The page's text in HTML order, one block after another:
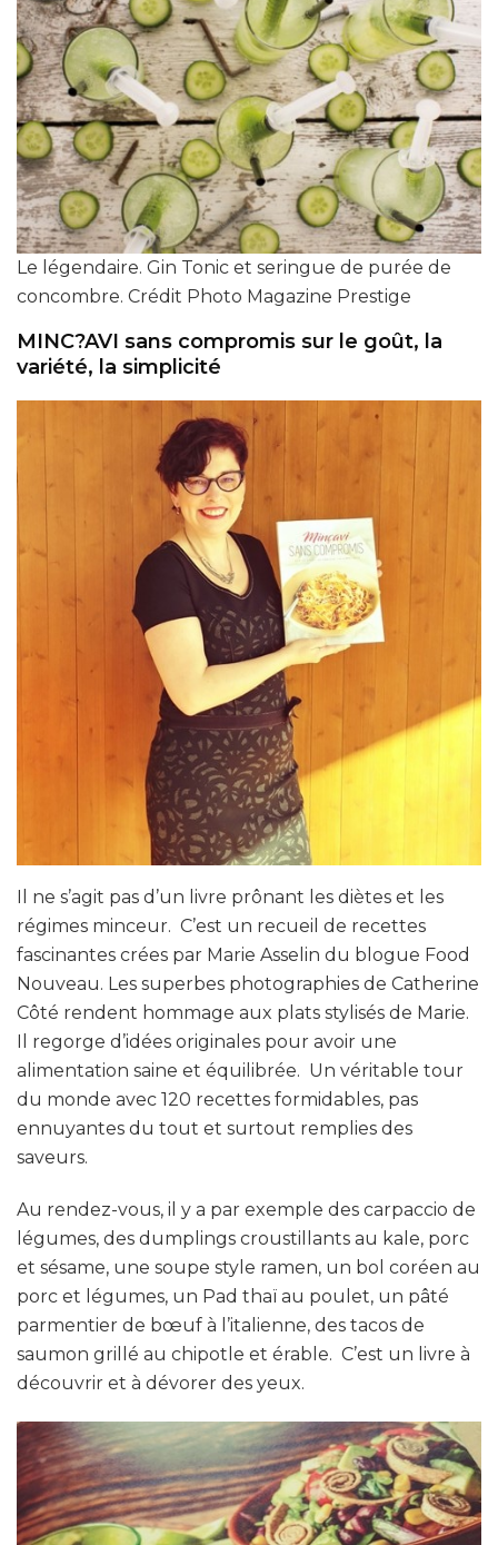
Le légendaire. Gin Tonic et seringue de purée de
concombre. Crédit Photo Magazine Prestige
MINC?AVI sans compromis sur le goût, la
variété, la simplicité
Il ne s’agit pas d’un livre prônant les diètes et les
régimes minceur. C’est un recueil de recettes
fascinantes crées par Marie Asselin du blogue Food
Nouveau. Les superbes photographies de Catherine
Côté rendent hommage aux plats stylisés de Marie.
Il regorge d’idées originales pour avoir une
alimentation saine et équilibrée. Un véritable tour
du monde avec 120 recettes formidables, pas
ennuyantes du tout et surtout remplies des
saveurs.
Au rendez-vous, il y a par exemple des carpaccio de
légumes, des dumplings croustillants au kale, porc
et sésame, une soupe style ramen, un bol coréen au
porc et légumes, un Pad thaï au poulet, un pâté
parmentier de bœuf à l’italienne, des tacos de
saumon grillé au chipotle et érable. C’est un livre à
découvrir et à dévorer des yeux.